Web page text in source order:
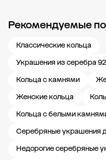
Рекомендуемые
Классические кольца
Украшения из серебра
Кольца с камнями
Женские кольца
Кольца с белыми
Серебряные украшения
Недорогие серебряные
Новости компании Журнал